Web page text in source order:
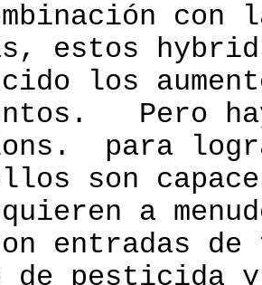
estos
los
Pero
para
son
a
entradas
de pesticida